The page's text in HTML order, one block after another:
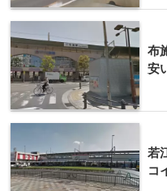
布
安
若
コ